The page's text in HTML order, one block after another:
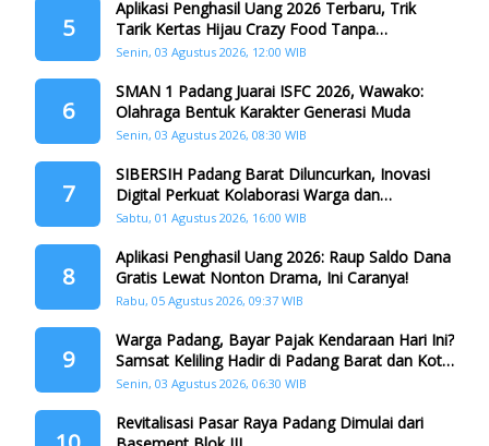
5
Aplikasi Penghasil Uang 2026 Terbaru, Trik
Tarik Kertas Hijau Crazy Food Tanpa
Penggandaan
Senin, 03 Agustus 2026, 12:00 WIB
6
SMAN 1 Padang Juarai ISFC 2026, Wawako:
Olahraga Bentuk Karakter Generasi Muda
Senin, 03 Agustus 2026, 08:30 WIB
7
SIBERSIH Padang Barat Diluncurkan, Inovasi
Digital Perkuat Kolaborasi Warga dan
Pemerintah Atasi Persampahan
Sabtu, 01 Agustus 2026, 16:00 WIB
8
Aplikasi Penghasil Uang 2026: Raup Saldo Dana
Gratis Lewat Nonton Drama, Ini Caranya!
Rabu, 05 Agustus 2026, 09:37 WIB
9
Warga Padang, Bayar Pajak Kendaraan Hari Ini?
Samsat Keliling Hadir di Padang Barat dan Koto
Tangah
Senin, 03 Agustus 2026, 06:30 WIB
Revitalisasi Pasar Raya Padang Dimulai dari